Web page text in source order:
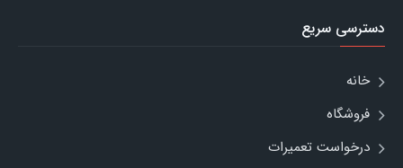
دسترسی سریع
خانه
فروشگاه
درخواست تعمیرات